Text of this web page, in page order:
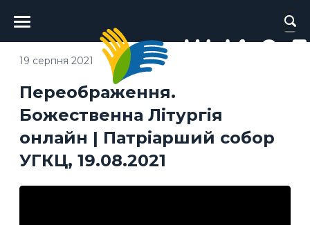
Головне
меню
Переображення.
Божественна Літургія
онлайн | Патріарший собор
УГКЦ, 19.08.2021
19 серпня 2021